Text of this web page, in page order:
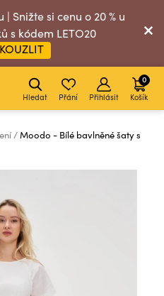
Snižte si cenu o 20 % u
s kódem LETO20
Hledat Přání Přihlásit Košík
0
Moodo - Bílé bavlněné šaty s